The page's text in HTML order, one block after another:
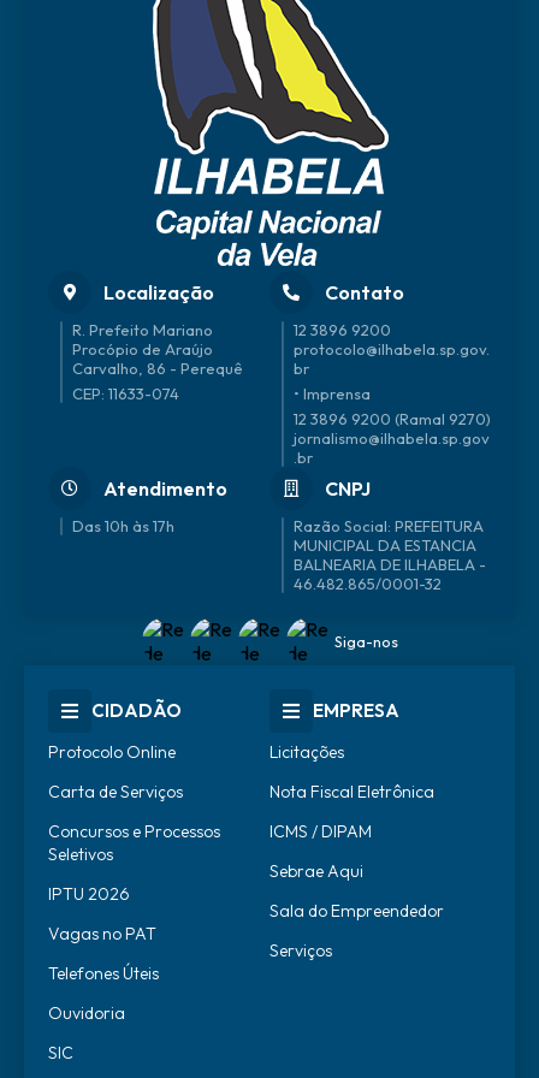
Localização
R. Prefeito Mariano
Procópio de Araújo
Carvalho, 86 - Perequê
CEP: 11633-074
Contato
12 3896 9200
protocolo@ilhabela.sp.gov.
br
• Imprensa
12 3896 9200 (Ramal 9270)
jornalismo@ilhabela.sp.gov
.br
Atendimento
Das 10h às 17h
CNPJ
46.482.865/0001-32
Siga-nos
CIDADÃO
Protocolo Online
Carta de Serviços
Concursos e Processos
Seletivos
IPTU 2026
Vagas no PAT
Telefones Úteis
Ouvidoria
SIC
EMPRESA
Licitações
Nota Fiscal Eletrônica
ICMS / DIPAM
Sebrae Aqui
Sala do Empreendedor
Serviços